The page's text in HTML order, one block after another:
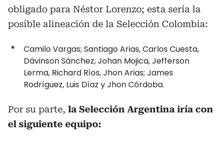
obligado para Néstor Lorenzo; esta sería la
posible alineación de la Selección Colombia:
Camilo Vargas; Santiago Arias, Carlos Cuesta,
Dávinson Sánchez, Johan Mojica, Jefferson
Lerma, Richard Ríos, Jhon Arias; James
Rodríguez, Luis Díaz y Jhon Córdoba.
Por su parte, la Selección Argentina iría con
el siguiente equipo: